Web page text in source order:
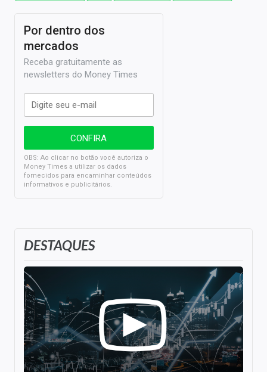
DESTAQUES
Por dentro dos
mercados
Receba gratuitamente as
newsletters do Money Times
OBS: Ao clicar no botão você autoriza o
Money Times a utilizar os dados
fornecidos para encaminhar conteúdos
informativos e publicitários.